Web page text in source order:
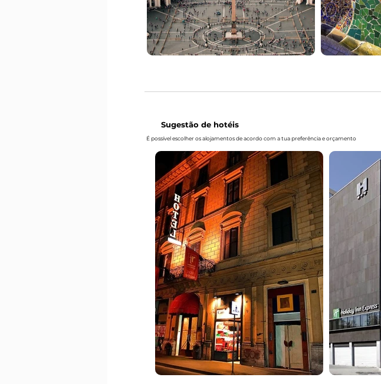
Sugestão de hotéis
É possível escolher os alojamentos de acordo com a tua preferência e orçamento